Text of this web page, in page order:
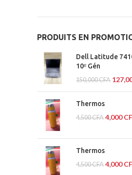
PRODUITS EN
Dell Latitude
10ᵉ Gén
150,000CFA
Thermos
4,500CFA 4,000
Thermos
4,500CFA 4,000